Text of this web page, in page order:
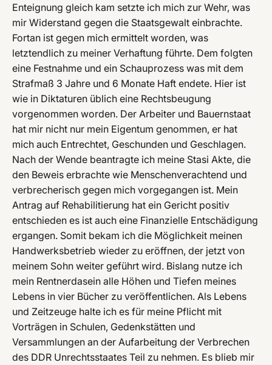
Enteignung gleich kam setzte ich mich zur Wehr, was
mir Widerstand gegen die Staatsgewalt einbrachte.
Fortan ist gegen mich ermittelt worden, was
letztendlich zu meiner Verhaftung führte. Dem folgten
eine Festnahme und ein Schauprozess was mit dem
Strafmaß 3 Jahre und 6 Monate Haft endete. Hier ist
wie in Diktaturen üblich eine Rechtsbeugung
vorgenommen worden. Der Arbeiter und Bauernstaat
hat mir nicht nur mein Eigentum genommen, er hat
mich auch Entrechtet, Geschunden und Geschlagen.
Nach der Wende beantragte ich meine Stasi Akte, die
den Beweis erbrachte wie Menschenverachtend und
verbrecherisch gegen mich vorgegangen ist. Mein
Antrag auf Rehabilitierung hat ein Gericht positiv
entschieden es ist auch eine Finanzielle Entschädigung
ergangen. Somit bekam ich die Möglichkeit meinen
Handwerksbetrieb wieder zu eröffnen, der jetzt von
meinem Sohn weiter geführt wird. Bislang nutze ich
mein Rentnerdasein alle Höhen und Tiefen meines
Lebens in vier Bücher zu veröffentlichen. Als Lebens
und Zeitzeuge halte ich es für meine Pflicht mit
Vorträgen in Schulen, Gedenkstätten und
Versammlungen an der Aufarbeitung der Verbrechen
des DDR Unrechtsstaates Teil zu nehmen. Es blieb mir